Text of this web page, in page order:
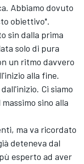
Abbiamo dovuto
obiettivo".
sin dalla prima
solo di pura
un ritmo davvero
alla fine.
Ci siamo
sino alla
ma va ricordato
deteneva dal
esperto ad aver